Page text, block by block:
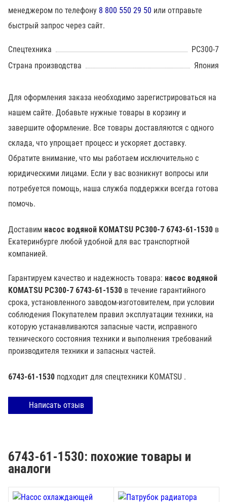
менеджером по телефону 8 800 550 29 50 или отправьте
быстрый запрос через сайт.
Спецтехника
PC300-7
Страна производства
Япония
Для оформления заказа необходимо зарегистрироваться на
нашем сайте. Добавьте нужные товары в корзину и
завершите оформление. Все товары доставляются с одного
склада, что упрощает процесс и ускоряет доставку.
Обратите внимание, что мы работаем исключительно с
юридическими лицами. Если у вас возникнут вопросы или
потребуется помощь, наша служба поддержки всегда готова
помочь.
Доставим насос водяной KOMATSU PC300-7 6743-61-1530 в
Екатеринбурге любой удобной для вас транспортной
компанией.
Гарантируем качество и надежность товара: насос водяной
KOMATSU PC300-7 6743-61-1530 в течение гарантийного
срока, установленного заводом-изготовителем, при условии
соблюдения Покупателем правил эксплуатации техники, на
которую устанавливаются запасные части, исправного
технического состояния техники и выполнения требований
производителя техники и запасных частей.
6743-61-1530 подходит для спецтехники KOMATSU .
Написать отзыв
6743-61-1530: похожие товары и
аналоги